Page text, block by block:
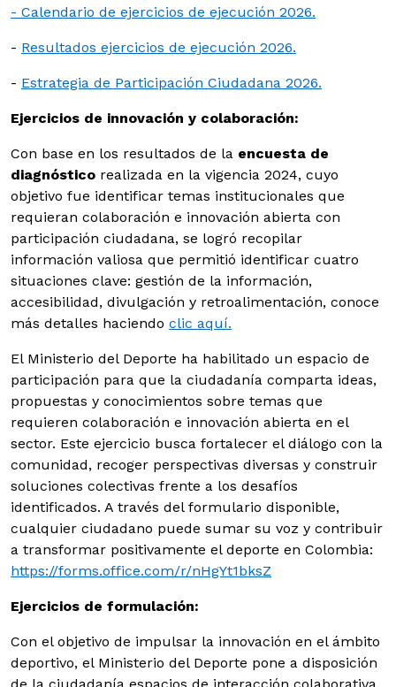
- Calendario de ejercicios de ejecución 2026.
- Resultados ejercicios de ejecución 2026.
- Estrategia de Participación Ciudadana 2026.
Ejercicios de innovación y colaboración:
Con base en los resultados de la encuesta de
diagnóstico realizada en la vigencia 2024, cuyo
objetivo fue identificar temas institucionales que
requieran colaboración e innovación abierta con
participación ciudadana, se logró recopilar
información valiosa que permitió identificar cuatro
situaciones clave: gestión de la información,
accesibilidad, divulgación y retroalimentación, conoce
más detalles haciendo clic aquí.
El Ministerio del Deporte ha habilitado un espacio de
participación para que la ciudadanía comparta ideas,
propuestas y conocimientos sobre temas que
requieren colaboración e innovación abierta en el
sector. Este ejercicio busca fortalecer el diálogo con la
comunidad, recoger perspectivas diversas y construir
soluciones colectivas frente a los desafíos
identificados. A través del formulario disponible,
cualquier ciudadano puede sumar su voz y contribuir
a transformar positivamente el deporte en Colombia:
https://forms.office.com/r/nHgYt1bksZ
Ejercicios de formulación:
Con el objetivo de impulsar la innovación en el ámbito
deportivo, el Ministerio del Deporte pone a disposición